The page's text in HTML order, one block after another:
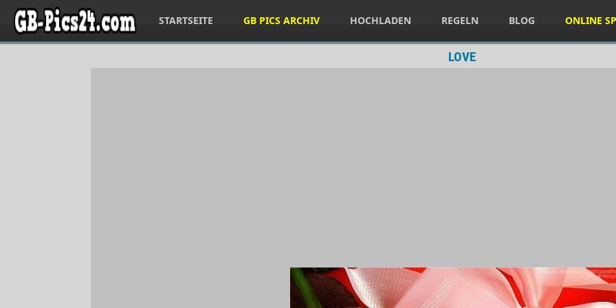
STARTSEITE GB PICS ARCHIV HOCHLADEN REGELN BLOG ONLINE
LOVE